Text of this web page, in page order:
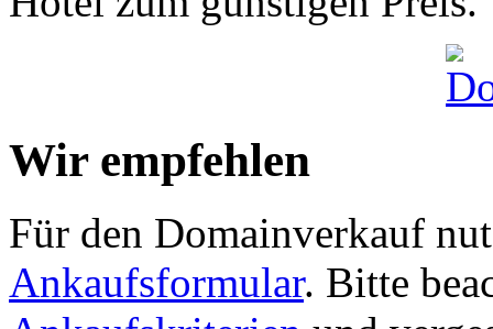
Wir empfehlen
Für den Domainverkauf
Ankaufsformular. Bitte